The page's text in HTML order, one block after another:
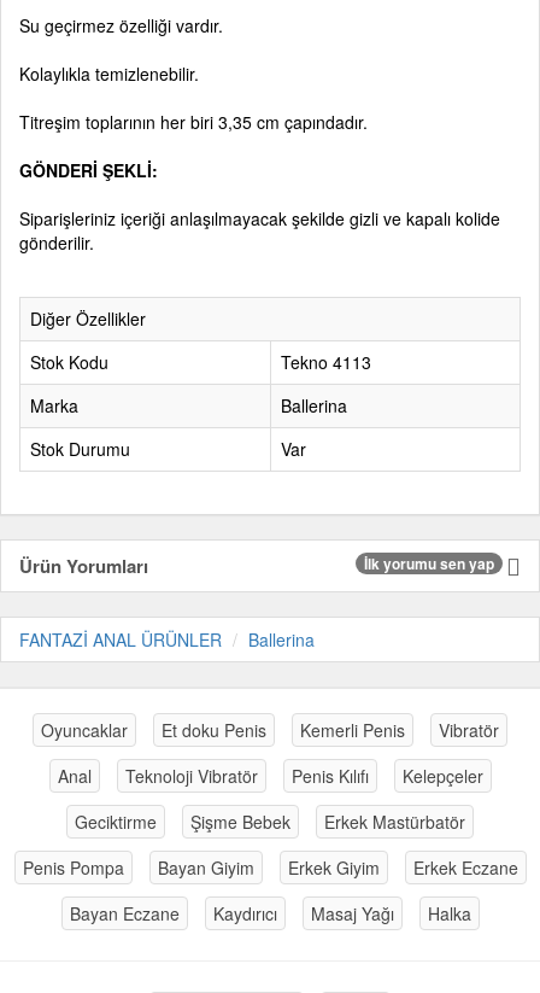
Su geçirmez özelliği vardır.
Kolaylıkla temizlenebilir.
Titreşim toplarının her biri 3,35 cm çapındadır.
GÖNDERİ ŞEKLİ:
Siparişleriniz içeriği anlaşılmayacak şekilde gizli ve kapalı kolide
gönderilir.
Diğer Özellikler
Stok Kodu
Tekno 4113
Marka
Ballerina
Stok Durumu
Var
Ürün Yorumları İlk yorumu sen yap
FANTAZİ ANAL ÜRÜNLER Ballerina
Oyuncaklar Et doku Penis Kemerli Penis
Vibratör
Anal
Teknoloji Vibratör Penis Kılıfı
Kelepçeler
Geciktirme
Şişme Bebek
Erkek Mastürbatör
Penis Pompa
Bayan Giyim Erkek Giyim
Erkek Eczane
Bayan Eczane
Kaydırıcı Masaj Yağı Halka